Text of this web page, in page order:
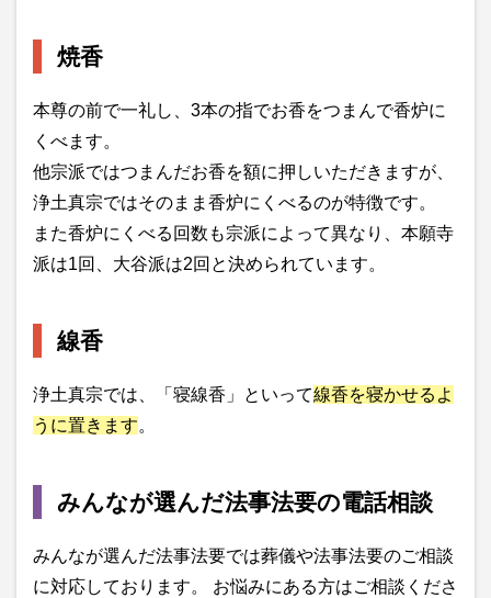
焼香
本尊の前で一礼し、3本の指でお香をつまんで香炉に
くべます。
他宗派ではつまんだお香を額に押しいただきますが、
浄土真宗ではそのまま香炉にくべるのが特徴です。
また香炉にくべる回数も宗派によって異なり、本願寺
派は1回、大谷派は2回と決められています。
線香
浄土真宗では、「寝線香」といって線香を寝かせるよ
うに置きます。
みんなが選んだ法事法要の電話相談
みんなが選んだ法事法要では葬儀や法事法要のご相談
に対応しております。 お悩みにある方はご相談くださ